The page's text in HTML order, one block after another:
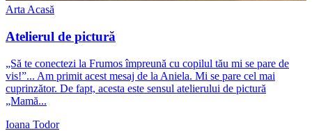
Arta Acasă
Atelierul de pictură
„Să te conectezi la Frumos împreună cu copilul tău mi se pare de
vis!”... Am primit acest mesaj de la Aniela. Mi se pare cel mai
cuprinzător. De fapt, acesta este sensul atelierului de pictură
„Mamă...
Ioana Todor